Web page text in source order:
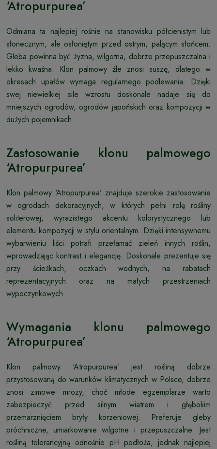
‘Atropurpurea’
Odmiana ta najlepiej rośnie na stanowisku półcienistym lub
słonecznym, ale osłoniętym przed ostrym, palącym słońcem.
Gleba powinna być żyzna, wilgotna, dobrze przepuszczalna i
lekko kwaśna. Klon palmowy źle znosi suszę, dlatego w
okresach upałów wymaga regularnego podlewania. Dzięki
swej niewielkiej sile wzrostu doskonale nadaje się do
mniejszych ogrodów, ogrodów japońskich oraz kompozycji w
dużych pojemnikach.
Zastosowanie klonu palmowego
‘Atropurpurea’
Klon palmowy ‘Atropurpurea’ znajduje szerokie zastosowanie
w ogrodach dekoracyjnych, w których pełni rolę rośliny
soliterowej, wyrazistego akcentu kolorystycznego lub
elementu kompozycji w stylu orientalnym. Dzięki intensywnemu
wybarwieniu liści potrafi przełamać zieleń innych roślin,
wprowadzając kontrast i elegancję. Doskonale prezentuje się
przy ścieżkach, oczkach wodnych, na rabatach
reprezentacyjnych oraz na małych przestrzeniach
wypoczynkowych.
Wymagania klonu palmowego
‘Atropurpurea’
Klon palmowy ‘Atropurpurea’ jest rośliną dobrze
przystosowaną do warunków klimatycznych w Polsce, dobrze
znosi zimowe mrozy, choć młode egzemplarze warto
zabezpieczyć przed silnym wiatrem i głębokim
przemarznięciem bryły korzeniowej. Preferuje gleby
próchniczne, umiarkowanie wilgotne i przepuszczalne. Jest
rośliną tolerancyjną odnośnie pH podłoża, jednak najlepiej